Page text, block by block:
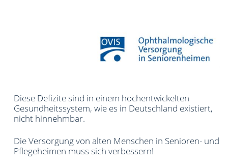
Diese Defizite sind in einem hochentwickelten
Gesundheitssystem, wie es in Deutschland existiert,
nicht hinnehmbar.
Die Versorgung von alten Menschen in Senioren- und
Pflegeheimen muss sich verbessern!